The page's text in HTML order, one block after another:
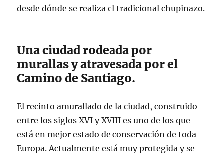
desde dónde se realiza el tradicional chupinazo.
Una ciudad rodeada por
murallas y atravesada por el
Camino de Santiago.
El recinto amurallado de la ciudad, construido
entre los siglos XVI y XVIII es uno de los que
está en mejor estado de conservación de toda
Europa. Actualmente está muy protegida y se